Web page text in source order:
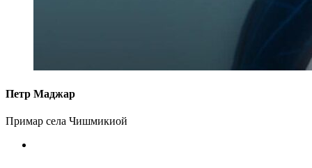
Петр Маджар
Примар села Чишмикиой